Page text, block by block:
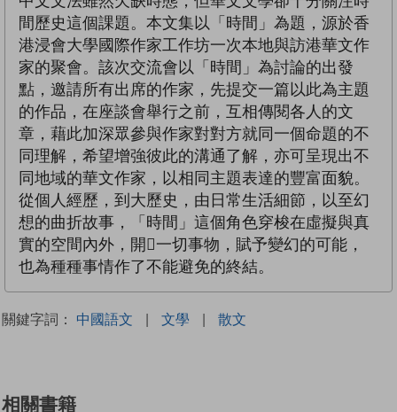
間歷史這個課題。本文集以「時間」為題，源於香
港浸會大學國際作家工作坊一次本地與訪港華文作
家的聚會。該次交流會以「時間」為討論的出發
點，邀請所有出席的作家，先提交一篇以此為主題
的作品，在座談會舉行之前，互相傳閱各人的文
章，藉此加深眾參與作家對對方就同一個命題的不
同理解，希望增強彼此的溝通了解，亦可呈現出不
同地域的華文作家，以相同主題表達的豐富面貌。
從個人經歷，到大歷史，由日常生活細節，以至幻
想的曲折故事，「時間」這個角色穿梭在虛擬與真
實的空間內外，開一切事物，賦予變幻的可能，
也為種種事情作了不能避免的終結。
關鍵字詞： 中國語文 | 文學 | 散文
相關書籍